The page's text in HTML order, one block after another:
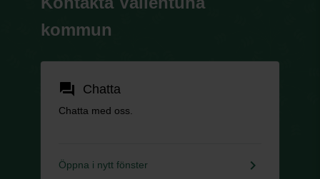
kommun
forum Chatta
Chatta med oss.
Öppna i nytt fönster keyboard_arrow_right